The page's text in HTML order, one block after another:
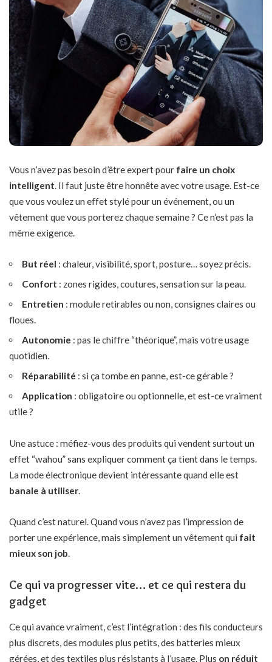
Vous n’avez pas besoin d’être expert pour faire un choix
intelligent . Il faut juste être honnête avec votre usage. Est-ce
que vous voulez un effet stylé pour un événement, ou un
vêtement que vous porterez chaque semaine ? Ce n’est pas la
même exigence.
But réel : chaleur, visibilité, sport, posture… soyez précis.
Confort : zones rigides, coutures, sensation sur la peau.
Entretien : module retirables ou non, consignes claires ou
floues.
Autonomie : pas le chiffre “théorique”, mais votre usage
quotidien.
Réparabilité : si ça tombe en panne, est-ce gérable ?
Application : obligatoire ou optionnelle, et est-ce vraiment
utile ?
Une astuce : méfiez-vous des produits qui vendent surtout un
effet “wahou” sans expliquer comment ça tient dans le temps.
La mode électronique devient intéressante quand elle est
banale à utiliser
Quand c’est naturel. Quand vous n’avez pas l’impression de
porter une expérience, mais simplement un vêtement qui fait
mieux son job.
Ce qui va progresser vite… et ce qui restera du
gadget
Ce qui avance vraiment, c’est l’intégration : des fils conducteurs
plus discrets, des modules plus petits, des batteries mieux
gérées, et des textiles plus résistants à l’usage. Plus on réduit